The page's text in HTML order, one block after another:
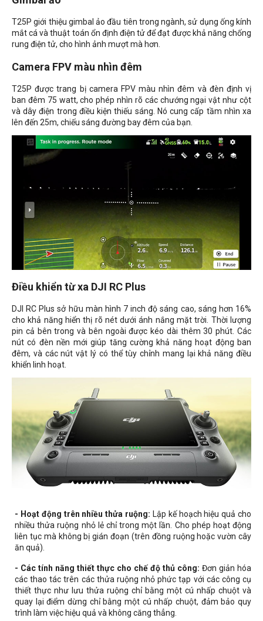
T25P giới thiệu gimbal ảo đầu tiên trong ngành, sử dụng ống kính
mắt cá và thuật toán ổn định điện tử để đạt được khả năng chống
rung điện tử, cho hình ảnh mượt mà hơn.
Camera FPV màu nhìn đêm
T25P được trang bị camera FPV màu nhìn đêm và đèn định vị
ban đêm 75 watt, cho phép nhìn rõ các chướng ngại vật như cột
và dây điện trong điều kiện thiếu sáng. Nó cung cấp tầm nhìn xa
lên đến 25m, chiếu sáng đường bay đêm của bạn.
Điều khiển từ xa DJI RC Plus
DJI RC Plus sở hữu màn hình 7 inch độ sáng cao, sáng hơn 16%
cho khả năng hiển thị rõ nét dưới ánh nắng mặt trời. Thời lượng
pin cả bên trong và bên ngoài được kéo dài thêm 30 phút. Các
nút có đèn nền mới giúp tăng cường khả năng hoạt động ban
đêm, và các nút vật lý có thể tùy chỉnh mang lại khả năng điều
khiển linh hoạt.
- Hoạt động trên nhiều thửa ruộng: Lập kế hoạch hiệu quả cho
nhiều thửa ruộng nhỏ lẻ chỉ trong một lần. Cho phép hoạt động
liên tục mà không bị gián đoạn (trên đồng ruộng hoặc vườn cây
ăn quả).
- Các tính năng thiết thực cho chế độ thủ công: Đơn giản hóa
các thao tác trên các thửa ruộng nhỏ phức tạp với các công cụ
thiết thực như lưu thửa ruộng chỉ bằng một cú nhấp chuột và
quay lại điểm dừng chỉ bằng một cú nhấp chuột, đảm bảo quy
trình làm việc hiệu quả và không căng thẳng.